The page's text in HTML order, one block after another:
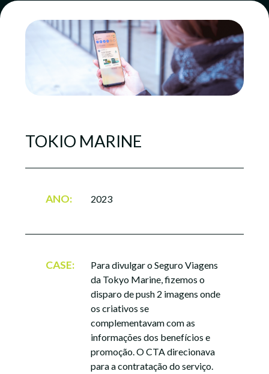
TOKIO MARINE
ANO: 2023
CASE:
Para divulgar o Seguro Viagens
da Tokyo Marine, fizemos o
disparo de push 2 imagens onde
os criativos se
complementavam com as
informações dos benefícios e
promoção. O CTA direcionava
para a contratação do serviço.